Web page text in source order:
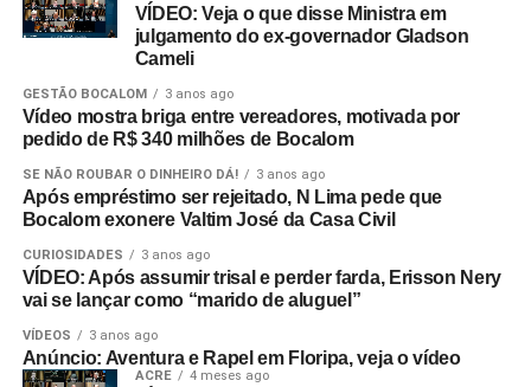
VÍDEO: Veja o que disse Ministra em
julgamento do ex-governador Gladson
Cameli
GESTÃO BOCALOM 3 anos ago
Vídeo mostra briga entre vereadores, motivada por
pedido de R$ 340 milhões de Bocalom
SE NÃO ROUBAR O DINHEIRO DÁ! 3 anos ago
Após empréstimo ser rejeitado, N Lima pede que
Bocalom exonere Valtim José da Casa Civil
CURIOSIDADES 3 anos ago
VÍDEO: Após assumir trisal e perder farda, Erisson Nery
vai se lançar como “marido de aluguel”
VÍDEOS 3 anos ago
Anúncio: Aventura e Rapel em Floripa, veja o vídeo
ACRE 4 meses ago